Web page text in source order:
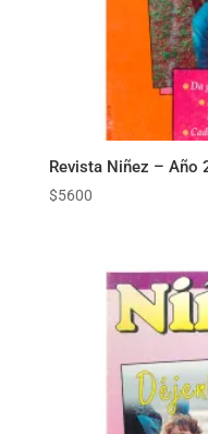
Revista Niñez – Año
$5600